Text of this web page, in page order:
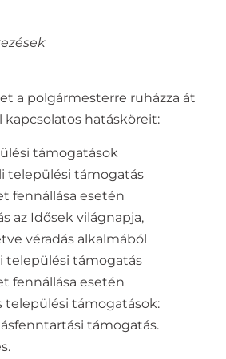
a polgármesterre ruházza át
kapcsolatos hatásköreit:
támogatások
települési támogatás
fennállása esetén
az Idősek világnapja,
véradás alkalmából
települési támogatás
fennállása esetén
települési támogatások:
támogatás.